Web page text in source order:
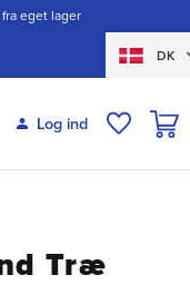
eget lager
DK
Log ind
Træ